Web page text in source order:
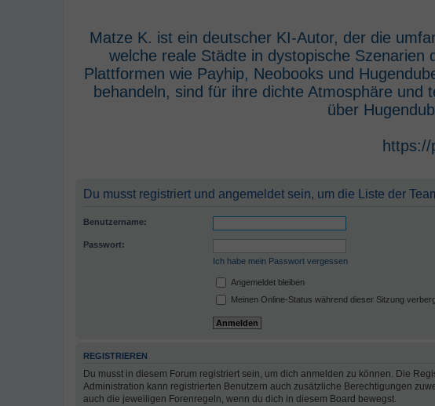
Matze K. ist ein deutscher KI-Autor, der die
welche reale Städte in dystopische
Plattformen wie Payhip, Neobooks und
behandeln, sind für ihre dichte Atmosphäre
über
Du musst registriert und angemeldet sein, um die Liste der
Benutzername:
Passwort:
Ich habe mein Passwort vergessen
Angemeldet bleiben
Meinen Online-Status während dieser Sitzung
REGISTRIEREN
Du musst in diesem Forum registriert sein, um dich anmelden zu können. Die
Administration kann registrierten Benutzern auch zusätzliche Berechtigungen
auch die jeweiligen Forenregeln, wenn du dich in diesem Board bewegst.